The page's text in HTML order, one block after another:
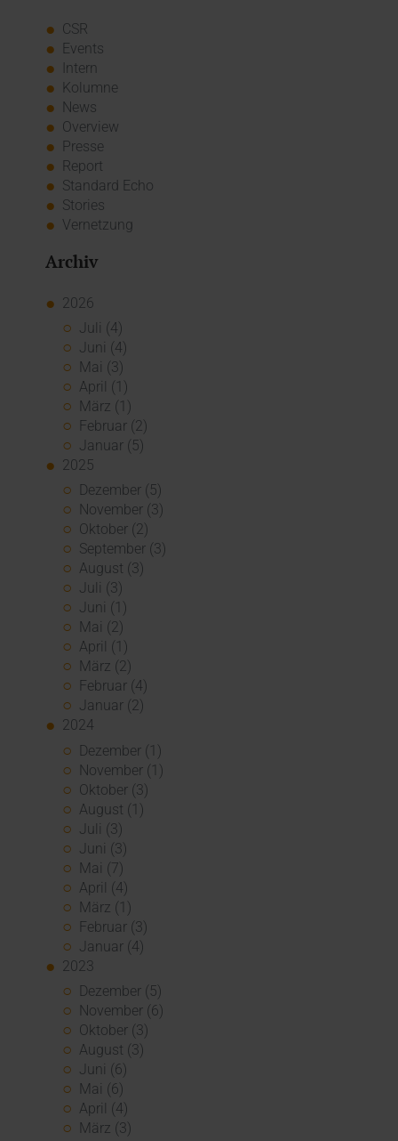
CSR
Events
Intern
Kolumne
News
Overview
Presse
Report
Standard Echo
Stories
Vernetzung
Archiv
2026
Juli (4)
Juni (4)
Mai (3)
April (1)
März (1)
Februar (2)
Januar (5)
2025
Dezember (5)
November (3)
Oktober (2)
September (3)
August (3)
Juli (3)
Juni (1)
Mai (2)
April (1)
März (2)
Februar (4)
Januar (2)
2024
Dezember (1)
November (1)
Oktober (3)
August (1)
Juli (3)
Juni (3)
Mai (7)
April (4)
März (1)
Februar (3)
Januar (4)
2023
Dezember (5)
November (6)
Oktober (3)
August (3)
Juni (6)
Mai (6)
April (4)
März (3)